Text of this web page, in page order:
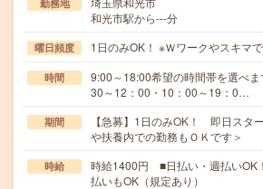
勤務地
和光市駅から---分
曜日頻度 1日のみOK！ ※Ｗワークやスキマ
時間
9:00～18:00希望の時間帯を選べま
30～12：00・10：00～19：0…
期間
【急募】1日のみOK！ 即日スタ
や扶養内での勤務もＯＫです＞
時給
時給1400円 ■日払い・週払いOK
払いもOK（規定あり）